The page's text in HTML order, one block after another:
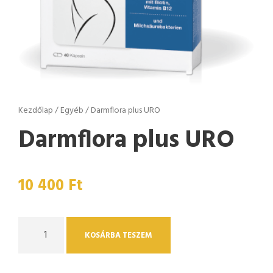
Kezdőlap/Egyéb/ Darmflora plus URO
Darmflora plus URO
10 400 Ft
KOSÁRBA TESZEM